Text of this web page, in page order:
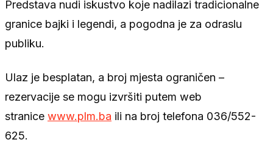
Predstava nudi iskustvo koje nadilazi tradicionalne
granice bajki i legendi, a pogodna je za odraslu
publiku.
Ulaz je besplatan, a broj mjesta ograničen –
rezervacije se mogu izvršiti putem web
stranice www.plm.ba ili na broj telefona 036/552-
625.